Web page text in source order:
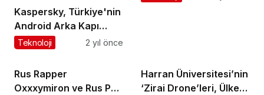
Kaspersky, Türkiye'nin
Android Arka Kapı
Açığı Tambir'den
Teknoloji 2 yıl önce
Rus Rapper
Oxxxymiron ve Rus Pop
Harran Üniversitesi’nin
‘Zirai Drone’leri, Ülke